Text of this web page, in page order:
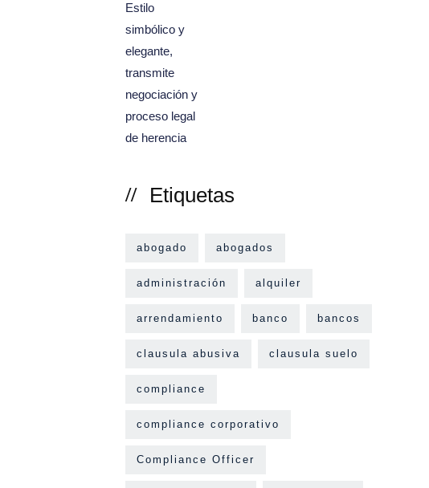
Etiquetas
abogado abogados
administración alquiler
arrendamiento banco bancos
clausula abusiva clausula suelo
compliance
compliance corporativo
Compliance Officer